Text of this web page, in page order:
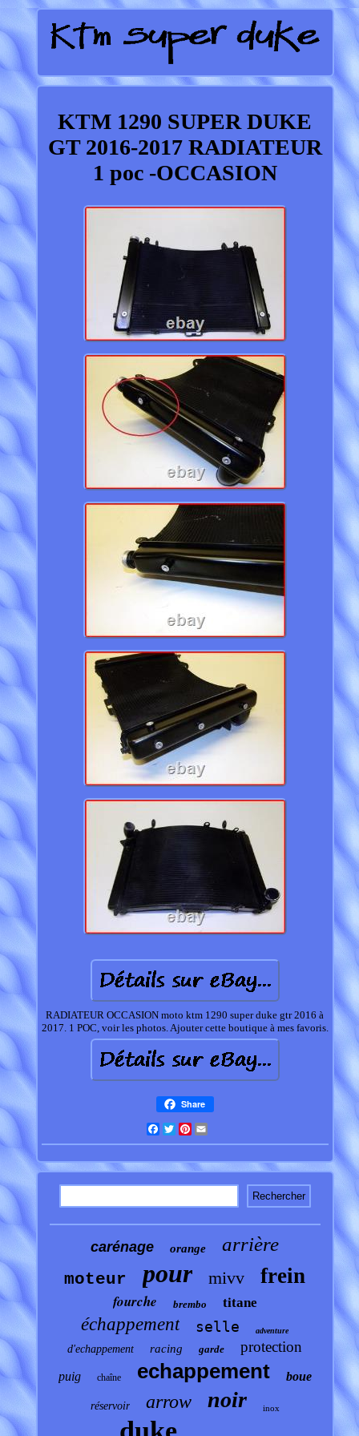
KTM 1290 SUPER DUKE
GT 2016-2017 RADIATEUR
1 poc -OCCASION
RADIATEUR OCCASION moto ktm 1290 super duke gtr 2016 à
2017. 1 POC, voir les photos. Ajouter cette boutique à mes favoris.
Share
Facebook
TwitterPinterest
carénage orange arrière
moteur pour mivv frein
fourche brembo titane
échappement selle adventure
d'echappement racing garde protection
puig chaîne echappement boue
réservoir arrow noir inox